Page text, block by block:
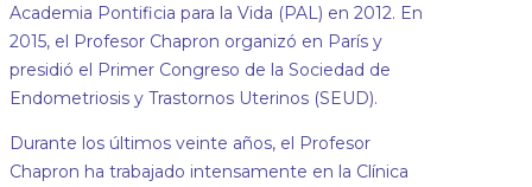
Academia Pontificia para la Vida (PAL) en 2012. En
2015, el Profesor Chapron organizó en París y
presidió el Primer Congreso de la Sociedad de
Endometriosis y Trastornos Uterinos (SEUD).
Durante los últimos veinte años, el Profesor
Chapron ha trabajado intensamente en la Clínica